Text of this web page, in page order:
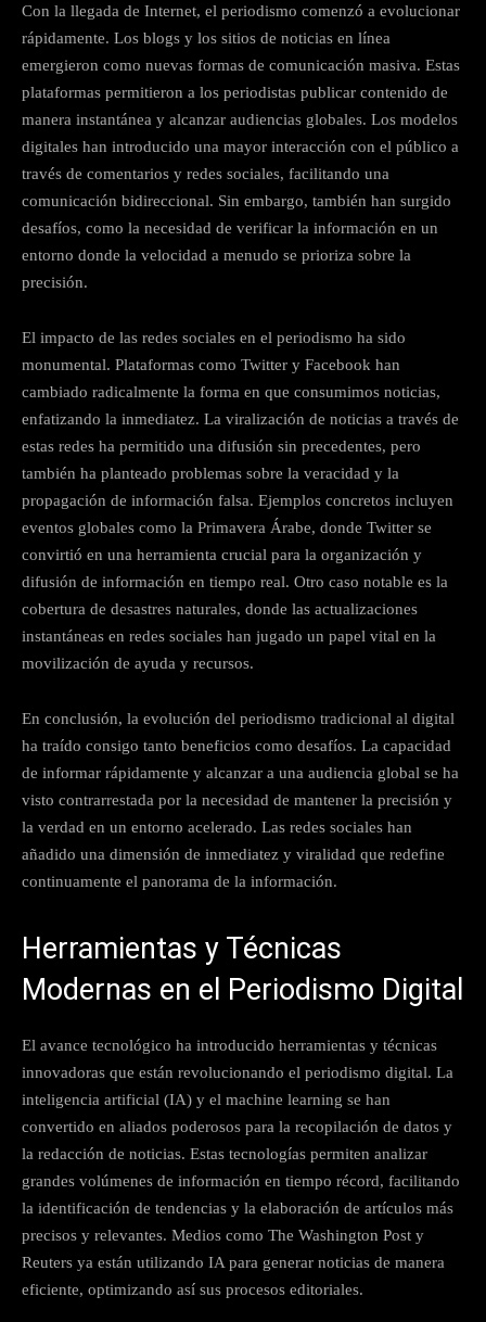
Con la llegada de Internet, el periodismo comenzó a evolucionar
rápidamente. Los blogs y los sitios de noticias en línea
emergieron como nuevas formas de comunicación masiva. Estas
plataformas permitieron a los periodistas publicar contenido de
manera instantánea y alcanzar audiencias globales. Los modelos
digitales han introducido una mayor interacción con el público a
través de comentarios y redes sociales, facilitando una
comunicación bidireccional. Sin embargo, también han surgido
desafíos, como la necesidad de verificar la información en un
entorno donde la velocidad a menudo se prioriza sobre la
precisión.
El impacto de las redes sociales en el periodismo ha sido
monumental. Plataformas como Twitter y Facebook han
cambiado radicalmente la forma en que consumimos noticias,
enfatizando la inmediatez. La viralización de noticias a través de
estas redes ha permitido una difusión sin precedentes, pero
también ha planteado problemas sobre la veracidad y la
propagación de información falsa. Ejemplos concretos incluyen
eventos globales como la Primavera Árabe, donde Twitter se
convirtió en una herramienta crucial para la organización y
difusión de información en tiempo real. Otro caso notable es la
cobertura de desastres naturales, donde las actualizaciones
instantáneas en redes sociales han jugado un papel vital en la
movilización de ayuda y recursos.
En conclusión, la evolución del periodismo tradicional al digital
ha traído consigo tanto beneficios como desafíos. La capacidad
de informar rápidamente y alcanzar a una audiencia global se ha
visto contrarrestada por la necesidad de mantener la precisión y
la verdad en un entorno acelerado. Las redes sociales han
añadido una dimensión de inmediatez y viralidad que redefine
continuamente el panorama de la información.
Herramientas y Técnicas
Modernas en el Periodismo Digital
El avance tecnológico ha introducido herramientas y técnicas
innovadoras que están revolucionando el periodismo digital. La
inteligencia artificial (IA) y el machine learning se han
convertido en aliados poderosos para la recopilación de datos y
la redacción de noticias. Estas tecnologías permiten analizar
grandes volúmenes de información en tiempo récord, facilitando
la identificación de tendencias y la elaboración de artículos más
precisos y relevantes. Medios como The Washington Post y
Reuters ya están utilizando IA para generar noticias de manera
eficiente, optimizando así sus procesos editoriales.